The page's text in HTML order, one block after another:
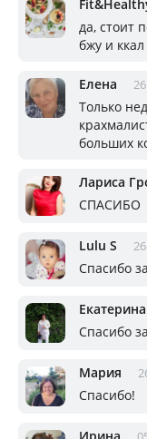
да, стоит
бжу и
Елена
Только
больших
Лариса
СПАСИБО
Lulu S
Спасибо
Екатерина
Спасибо
Мария
Спасибо!